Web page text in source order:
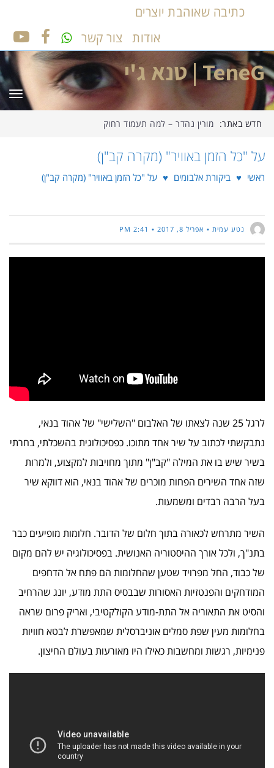
כתיבה שאוהבת יוצרים
אודות
צור קשר
TeneG | טנא ג'י
חדש באתר: מורין נהדר – למה תעמוד רחוק
על "כל הזמן באוויר" (מקרה קב"ן)
ראשי ♥ ביקורת אלבומים ♥ על "כל הזמן באוויר" (מקרה קב"ן)
נטע עמית אפריל 8, 2017 2:41 PM
לרגל 25 שנה לצאתו של האלבום "השלישי" של אהוד בנאי,
נתבקשתי לכתוב על שיר אחד מתוכו. כפסיכולוגית בהשכלתי, בחרתי
בשיר שיש בו את המילה "קב"ן" מתוך מחויבות למקצוע, ולמרות
שזה אחד השירים הפחות מוכרים של אהוד בנאי, הוא דווקא שיר
בעל הרבה רבדים ומשמעות.
השיר מתרחש לכאורה בתוך חלום של הדובר. חלומות מופיעים כבר
בתנ"ך, ולכל אורך ההיסטוריה האנושית. בפסיכולוגיה יש להם מקום
של כבוד, החל מפרויד שטען שהחלומות הם פתח אל הדחפים
המודחקים והפנטזיות האסורות שבבסיס התת מודע, יונג שהרחיב
והסיט את התאוריה אל התת-מודע הקולקטיבי, ואריק פרום שראה
בחלומות מעין שפת סמלים אוניברסלית שמאפשרת לבטא חוויות
פנימיות, רגשות ומחשבות כאילו היו מאורעות בעולם החיצון.